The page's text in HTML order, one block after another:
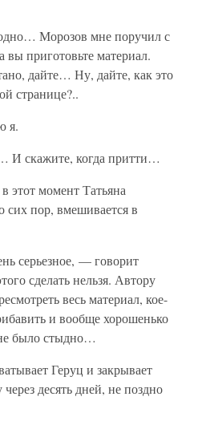
Морозов мне поручил с
вы приготовьте материал.
дайте… Ну, дайте, как это
странице?..
я.
скажите, когда притти…
этот момент Татьяна
сих пор, вмешивается в
серьезное, — говорит
сделать нельзя. Автору
весь материал, кое-
и вообще хорошенько
было стыдно…
Геруц и закрывает
десять дней, не поздно